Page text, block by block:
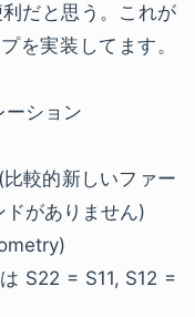
だと思う。これが
を実装してます。
ーション
較的新しいファー
がありません)
S22 = S11, S12 =